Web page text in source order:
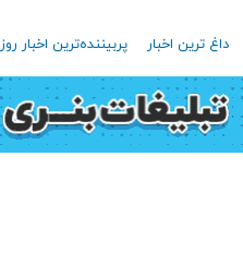
داغ ترین اخبار پربیننده‌ترین اخبار روز